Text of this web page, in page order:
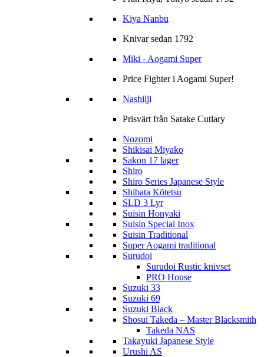
Kiya Nanbu
Knivar sedan 1792
Miki - Aogami Super
Price Fighter i Aogami Super!
Nashilji
Prisvärt från Satake Cutlary
Nozomi
Shikisai Miyako
Sakon 17 lager
Shiro
Shiro Series Japanese Style
Shibata Kōtetsu
SLD 3 Lyr
Suisin Honyaki
Suisin Special Inox
Suisin Traditional
Super Aogami traditional
Surudoi
Surudoi Rustic knivset
PRO House
Suzuki 33
Suzuki 69
Suzuki Black
Shosui Takeda – Master Blacksmith
Takeda NAS
Takayuki Japanese Style
Urushi AS